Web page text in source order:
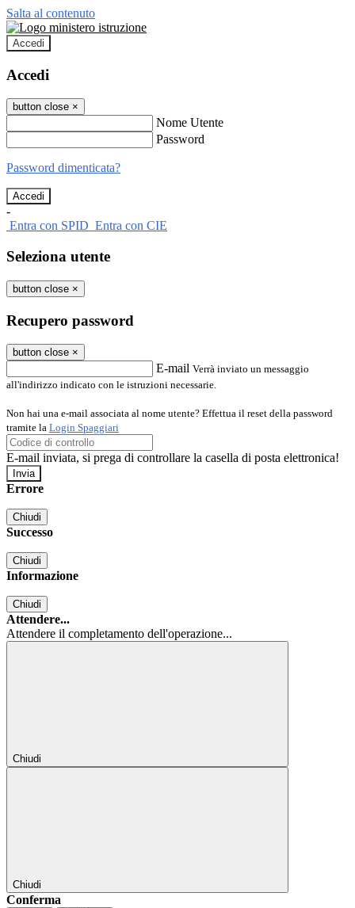
Salta al contenuto
Accedi
Accedi
button close ×
Nome Utente
Password
Password dimenticata?
-
Entra con SPID Entra con CIE
Seleziona utente
button close ×
Recupero password
button close ×
E-mail Verrà inviato un messaggio
all'indirizzo indicato con le istruzioni necessarie.
Non hai una e-mail associata al nome utente? Effettua il reset della password
tramite la Login Spaggiari
E-mail inviata, si prega di controllare la casella di posta elettronica!
Errore
Chiudi
Successo
Chiudi
Informazione
Chiudi
Attendere...
Attendere il completamento dell'operazione...
Chiudi
Chiudi
Conferma